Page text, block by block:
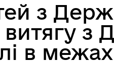
з
з
в межах